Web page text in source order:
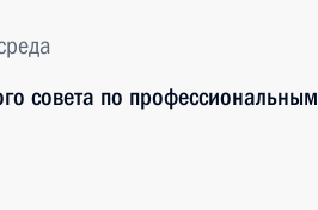
совета по профессиональным